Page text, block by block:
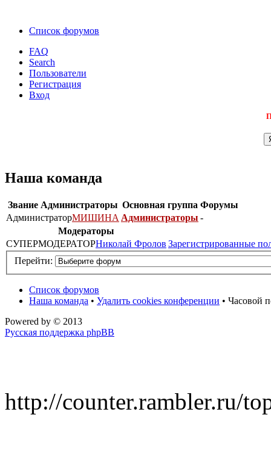
Список форумов
FAQ
Search
Пользователи
Регистрация
Вход
Наша команда
Звание Администраторы Основная группа Форумы
АдминистраторМИШИНА Администраторы -
Модераторы
СУПЕРМОДЕРАТОРНиколай Фролов Зарегистрированные
Перейти:
Список форумов
Наша команда • Удалить cookies конференции • Часовой
Powered by © 2013
Русская поддержка phpBB
http://counter.rambler.ru/